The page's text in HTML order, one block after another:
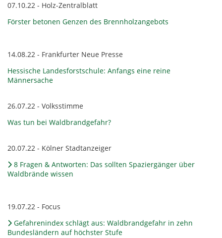
07.10.22 - Holz-Zentralblatt
Förster betonen Genzen des Brennholzangebots
14.08.22 - Frankfurter Neue Presse
Hessische Landesforstschule: Anfangs eine reine
Männersache
26.07.22 - Volksstimme
Was tun bei Waldbrandgefahr?
20.07.22 - Kölner Stadtanzeiger
8 Fragen & Antworten: Das sollten Spaziergänger über
Waldbrände wissen
19.07.22 - Focus
Gefahrenindex schlägt aus: Waldbrandgefahr in zehn
Bundesländern auf höchster Stufe